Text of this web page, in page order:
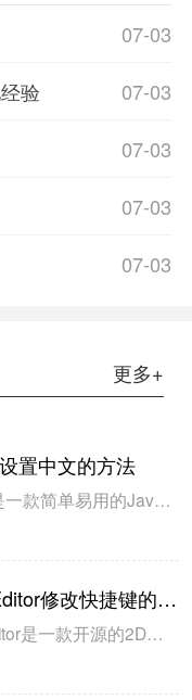
07-03
07-03
验
07-03
07-03
07-03
更多+
置中文的方法
Greenfoot是一款简单易用的Java开发环境，该软件界面清爽简约，既可以作为一个开发框使用，也能够作为集成开发环境使用，操作起来十分简单。这款软件支持多种语言，但是默认的语言是英文，因此将该软件下载到电脑上的时候，会发现软件的界面语言是英文版本的，这对于英语基础较差的朋友来说，使用这款软件就会...
Egret UI Editor修改快捷键的方法
Egret UI Editor是一款开源的2D游戏开发代码编辑软件，其主要功能是针对Egret项目中的Exml皮肤文件进行可视化编辑，功能十分强大。我们在使用这款软件的过程中，可以将一些常用操作设置快捷键，这样就可以简化编程，从而提高代码编辑的工作效率。但是这款软件在日常生活中使用得不多，并且专业性...